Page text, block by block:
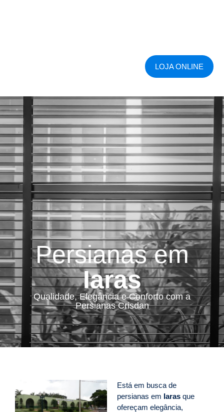
LOJA ONLINE
Persianas em
Iaras
Qualidade, Elegância e Conforto com a
Persianas Crisdan
Está em busca de
persianas em Iaras que
ofereçam elegância,